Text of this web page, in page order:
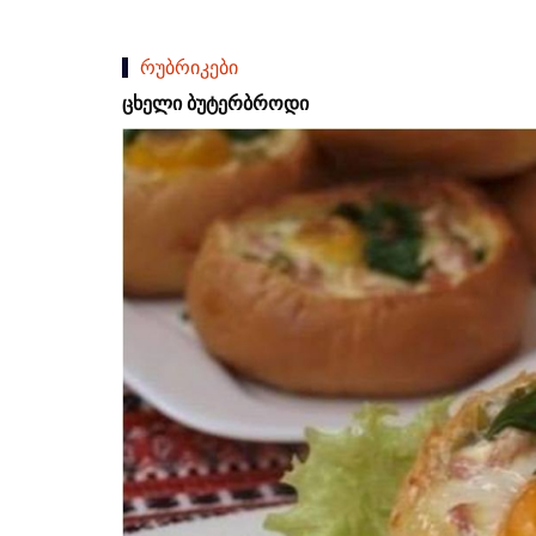
რუბრიკები
ცხელი ბუტერბროდი